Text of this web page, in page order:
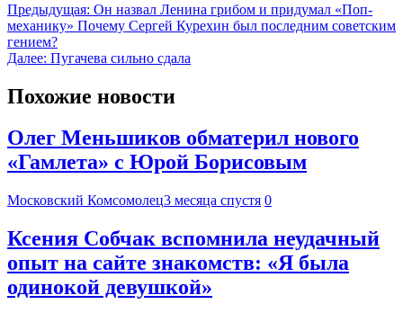
Предыдущая: Он назвал Ленина грибом и придумал «Поп-
механику» Почему Сергей Курехин был последним советским
гением?
Далее: Пугачева сильно сдала
Похожие новости
Олег Меньшиков обматерил нового
«Гамлета» с Юрой Борисовым
Московский Комсомолец3 месяца спустя 0
Ксения Собчак вспомнила неудачный
опыт на сайте знакомств: «Я была
одинокой девушкой»